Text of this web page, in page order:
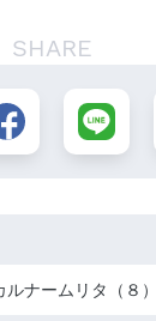
SHARE
ナームリタ（８）